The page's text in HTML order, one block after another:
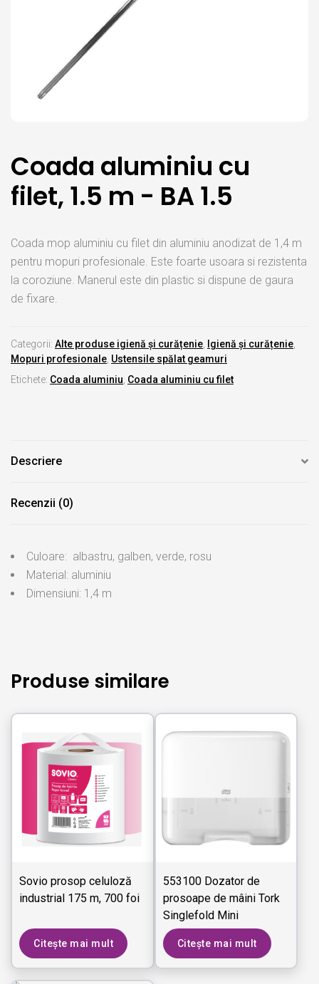
Coada aluminiu cu
filet, 1.5 m - BA 1.5
Coada mop aluminiu cu filet din aluminiu anodizat de 1,4 m
pentru mopuri profesionale. Este foarte usoara si rezistenta
la coroziune. Manerul este din plastic si dispune de gaura
de fixare.
Categorii: Alte produse igienă și curățenie, Igienă și curățenie,
Mopuri profesionale, Ustensile spălat geamuri
Etichete: Coada aluminiu, Coada aluminiu cu filet
Descriere
Recenzii (0)
Culoare: albastru, galben, verde, rosu
Material: aluminiu
Dimensiuni: 1,4 m
Produse similare
Sovio prosop celuloză
industrial 175 m, 700 foi
Citește mai mult
553100 Dozator de
prosoape de mâini Tork
Singlefold Mini
Citește mai mult